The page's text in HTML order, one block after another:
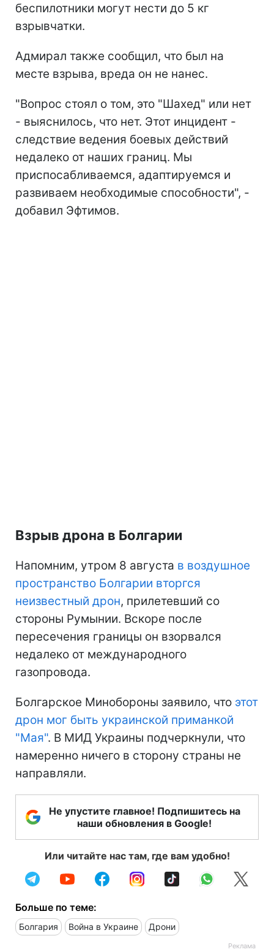
беспилотники могут нести до 5 кг
взрывчатки.
Адмирал также сообщил, что был на
месте взрыва, вреда он не нанес.
"Вопрос стоял о том, это "Шахед" или нет
- выяснилось, что нет. Этот инцидент -
следствие ведения боевых действий
недалеко от наших границ. Мы
приспосабливаемся, адаптируемся и
развиваем необходимые способности", -
добавил Эфтимов.
Взрыв дрона в Болгарии
Напомним, утром 8 августа в воздушное
пространство Болгарии вторгся
неизвестный дрон, прилетевший со
стороны Румынии. Вскоре после
пересечения границы он взорвался
недалеко от международного
газопровода.
Болгарское Минобороны заявило, что этот
дрон мог быть украинской приманкой
"Мая". В МИД Украины подчеркнули, что
намеренно ничего в сторону страны не
направляли.
Не упустите главное! Подпишитесь на
наши обновления в Google!
Или читайте нас там, где вам удобно!
Больше по теме:
Болгария Война в Украине Дрони